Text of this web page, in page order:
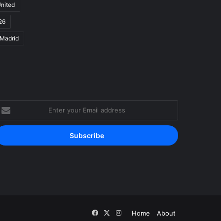
Home About
FacebookInstagram